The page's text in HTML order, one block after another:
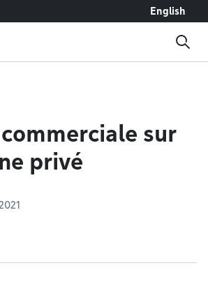
English
sur
privé